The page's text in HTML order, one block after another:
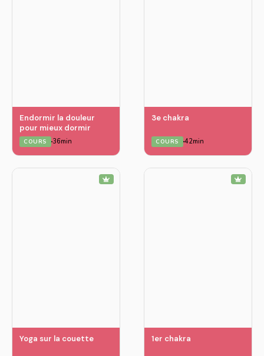
Endormir la douleur
pour mieux dormir
COURS 36min
3e chakra
COURS 42min
Yoga sur la couette 1er chakra